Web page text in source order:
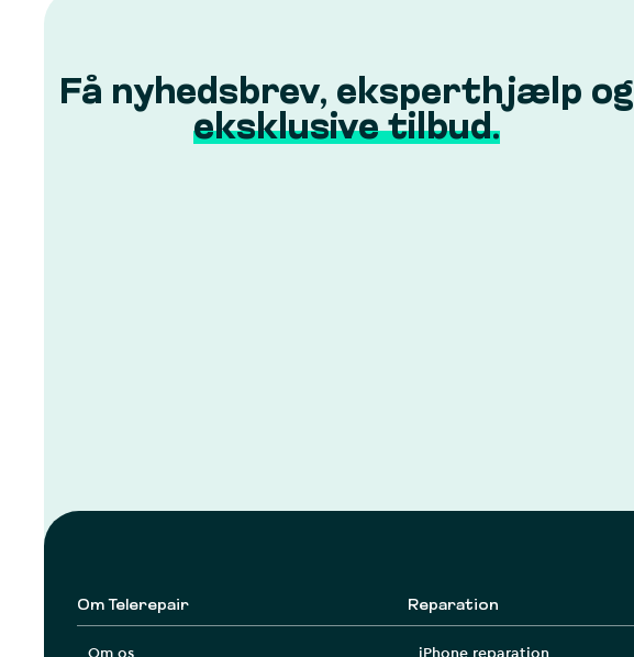
Få nyhedsbrev, eksperthjælp og
eksklusive tilbud.
Om Telerepair
Om os
Reparation
iPhone reparation